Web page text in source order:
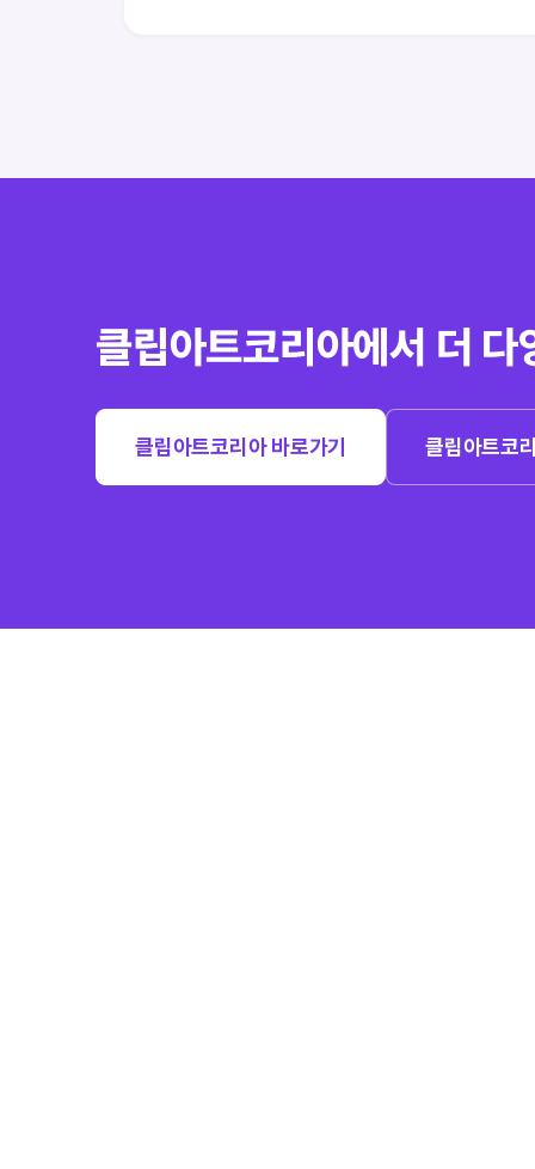
클립아트코리아에서 더
클립아트코리아 바로가기 클립아트코